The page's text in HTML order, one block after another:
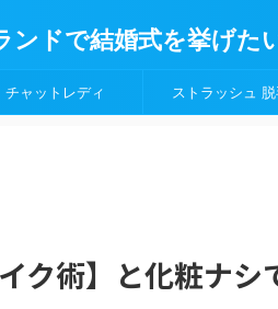
ンドで結婚式を挙げた
チャットレディ ストラッシュ
ク術】と化粧ナシ